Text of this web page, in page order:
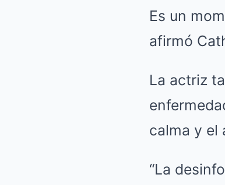
Es un
afirmó
La actriz
calma y el
“La